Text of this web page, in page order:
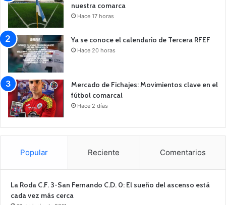
nuestra comarca
Hace 17 horas
Ya se conoce el calendario de Tercera RFEF
Hace 20 horas
Mercado de Fichajes: Movimientos clave en el
fútbol comarcal
Hace 2 días
Popular Reciente Comentarios
La Roda C.F. 3-San Fernando C.D. 0: El sueño del ascenso está
cada vez más cerca